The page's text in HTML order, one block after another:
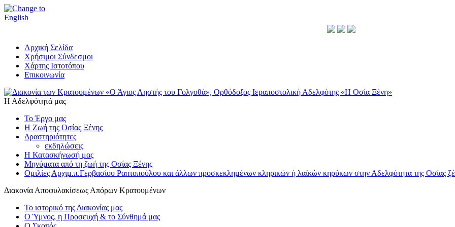
Αρχική Σελίδα
Χρήσιμοι Σύνδεσμοι
Χάρτης Ιστοτόπου
Επικοινωνία
Η Αδελφότητά μας
Το Έργο μας
Η Ζωή της Οσίας Ξένης
Δραστηριότητες
εκδηλώσεις
Η Κατασκήνωσή μας
Μηνύματα από τη ζωή της Οσίας Ξένης
Ομιλίες Αρχιμ.π.Γερβασίου Ραπτοπούλου και άλλων προσκεκλημένων κληρικών ή λαϊκών κηρύκων στην Αδελφότητα της Οσίας
Διακονία Αποφυλακίσεως Απόρων Κρατουμένων
Το ιστορικό της Διακονίας μας
Ο Ύμνος, η Προσευχή & το Σύνθημά μας